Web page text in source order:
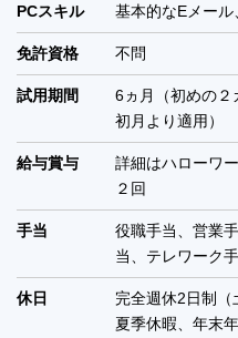
PCスキル 基本的なEメー
免許資格 不問
試用期間
6ヵ月（初めの２
初月より適用）
給与賞与
詳細はハローワ
２回
手当
役職手当、営業
当、テレワーク
休日
完全週休2日制（
夏季休暇、年末